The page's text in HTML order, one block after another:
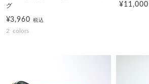
グ
¥3,960税込
2 colors
¥11,000